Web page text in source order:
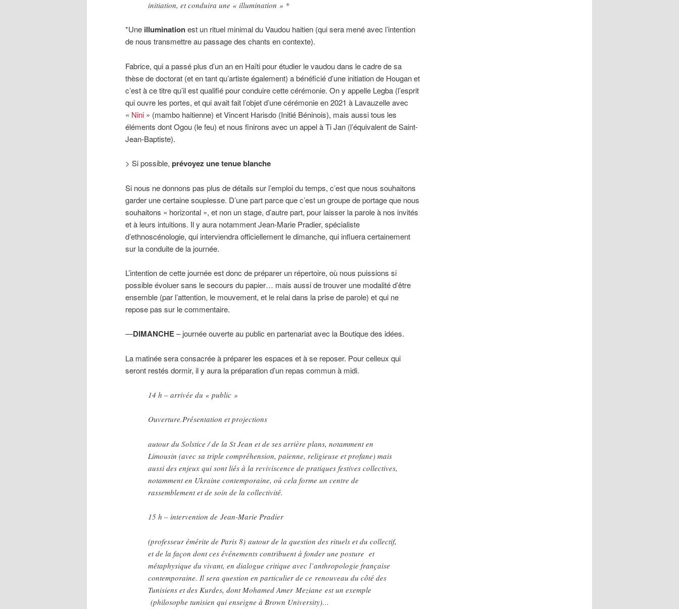
initiation, et conduira une « illumination » *
*Une illuminationest un rituel minimal du Vaudou haitien (qui sera mené avec l’intention
de nous transmettre au passage des chants en contexte).
Fabrice, qui a passé plus d’un an en Haïti pour étudier le vaudou dans le cadre de sa
thèse de doctorat (et en tant qu’artiste également) a bénéficié d’une initiation de Hougan et
c’est à ce titre qu’il est qualifié pour conduire cette cérémonie. On y appelle Legba (l’esprit
qui ouvre les portes, et qui avait fait l’objet d’une cérémonie en 2021 à Lavauzelle avec
« Nini » (mambo haitienne) et Vincent Harisdo (Initié Béninois), mais aussi tous les
éléments dont Ogou (le feu) et nous finirons avec un appel à Ti Jan (l’équivalent de Saint-
Jean-Baptiste).
> Si possible, prévoyez une tenue blanche
Si nous ne donnons pas plus de détails sur l’emploi du temps, c’est que nous souhaitons
garder une certaine souplesse. D’une part parce que c’est un groupe de portage que nous
souhaitons « horizontal », et non un stage, d’autre part, pour laisser la parole à nos invités
et à leurs intuitions. Il y aura notamment Jean-Marie Pradier, spécialiste
d’ethnoscénologie, qui interviendra officiellement le dimanche, qui influera certainement
sur la conduite de la journée.
L’intention de cette journée est donc de préparer un répertoire, où nous puissions si
possible évoluer sans le secours du papier… mais aussi de trouver une modalité d’être
ensemble (par l’attention, le mouvement, et le relai dans la prise de parole) et qui ne
repose pas sur le commentaire.
—DIMANCHE– journée ouverte au public en partenariat avec la Boutique des idées.
La matinée sera consacrée à préparer les espaces et à se reposer. Pour celleux qui
seront restés dormir, il y aura la préparation d’un repas commun à midi.
14 h – arrivée du « public »
Ouverture.Présentation et projections
autour du Solstice / de la St Jean et de ses arrière plans, notamment en
Limousin (avec sa triple compréhension, païenne, religieuse et profane) mais
aussi des enjeux qui sont liés à la reviviscence de pratiques festives collectives,
notamment en Ukraine contemporaine, où cela forme un centre de
rassemblement et de soin de la collectivité.
15 h – intervention de Jean-Marie Pradier
(professeur émérite de Paris 8) autour de la question des rituels et du collectif,
et de la façon dont ces événements contribuent à fonder une posture et
métaphysique du vivant, en dialogue critique avec l’anthropologie française
contemporaine. Il sera question en particulier de ce renouveau du côté des
Tunisiens et des Kurdes, dont Mohamed Amer Meziane est un exemple
(philosophe tunisien qui enseigne à Brown University)…